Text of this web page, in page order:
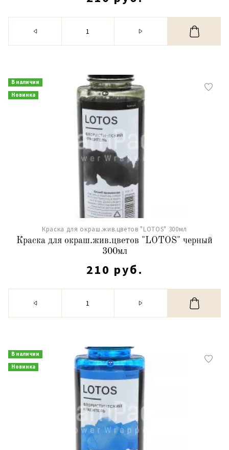
В наличии
Новинка
Краска для окраш.жив.цветов "LOTOS" 300мл
Краска для окраш.жив.цветов "LOTOS" черный
300мл
210 руб.
В наличии
Новинка